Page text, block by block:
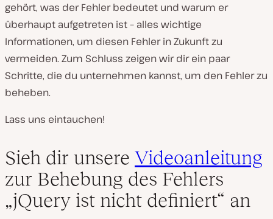
gehört, was der Fehler bedeutet und warum er
überhaupt aufgetreten ist – alles wichtige
Informationen, um diesen Fehler in Zukunft zu
vermeiden. Zum Schluss zeigen wir dir ein paar
Schritte, die du unternehmen kannst, um den Fehler zu
beheben.
Lass uns eintauchen!
Sieh dir unsere Videoanleitung
zur Behebung des Fehlers
„jQuery ist nicht definiert“ an